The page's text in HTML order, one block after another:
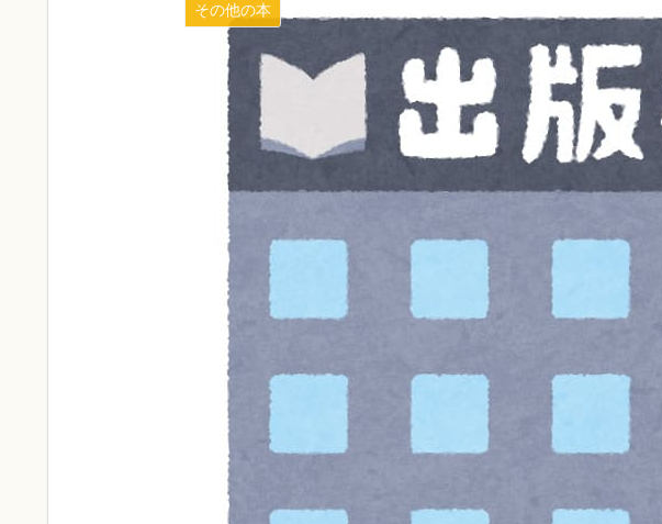
その他の本